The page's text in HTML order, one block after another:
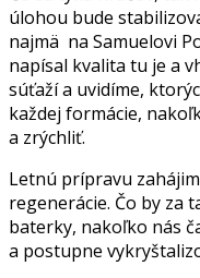
úlohou bude
najmä na Samuelovi
napísal kvalita tu je a
súťaží a uvidíme,
každej formácie,
a zrýchliť.
Letnú prípravu
regenerácie. Čo by za
baterky, nakoľko nás
a postupne